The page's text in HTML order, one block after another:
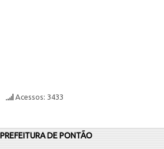
Acessos: 3433
PREFEITURA DE PONTÃO